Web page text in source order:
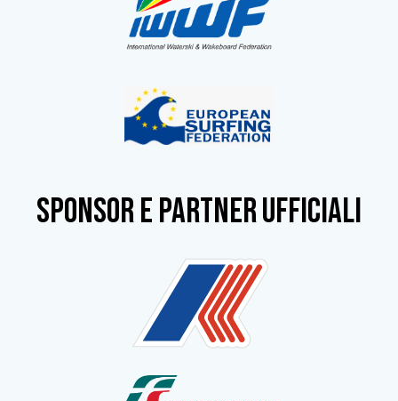
SPONSOR e partner ufficiali